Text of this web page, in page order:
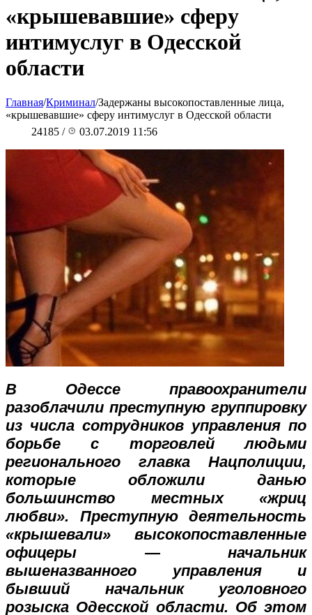
«крышевавшие» сферу
интимуслуг в Одесской
области
Главная/Криминал/Задержаны высокопоставленные лица,
«крышевавшие» сферу интимуслуг в Одесской области
24185 / 03.07.2019 11:56
В Одессе правоохранители
разоблачили преступную группировку
из числа сотрудников управления по
борьбе с торговлей людьми
регионального главка Нацполиции,
которые обложили данью
большинство местных «жриц
любви». Преступную деятельность
«крышевали» высокопоставленные
офицеры — начальник
вышеназванного управления и
бывший начальник уголовного
розыска Одесской области. Об этом